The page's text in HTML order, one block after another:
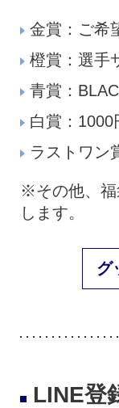
金賞：ご希
橙賞：選手
青賞：
白賞：1000
ラストワン
※その他、福
します。
グ
LINE登